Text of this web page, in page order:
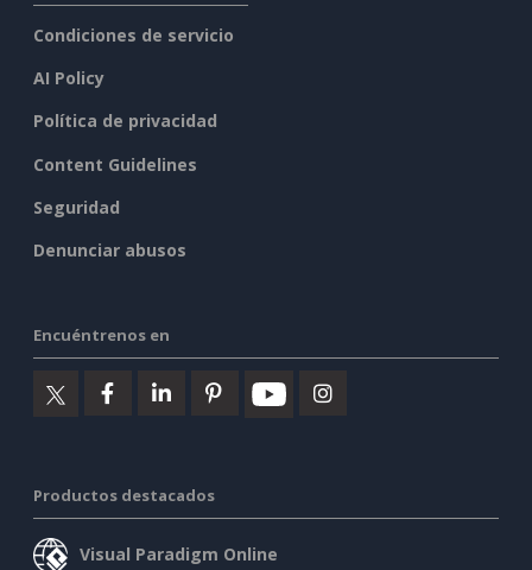
Condiciones de servicio
AI Policy
Política de privacidad
Content Guidelines
Seguridad
Denunciar abusos
Encuéntrenos en
Productos destacados
Visual Paradigm Online